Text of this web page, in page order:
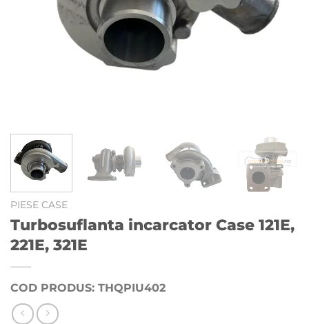
PIESE CASE
Turbosuflanta incarcator Case 121E,
221E, 321E
COD PRODUS: THQPIU402